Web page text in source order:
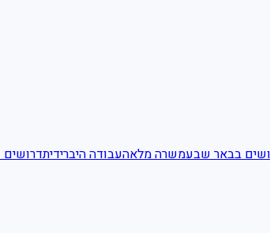
בבאר שבעמשרה מלאהעבודה היברידיתדרושים AI